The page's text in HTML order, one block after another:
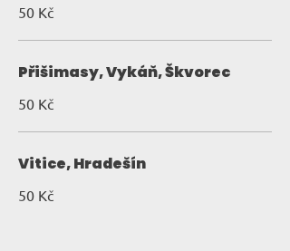
50 Kč
Přišimasy, Vykáň, Škvorec
50 Kč
Vitice, Hradešín
50 Kč